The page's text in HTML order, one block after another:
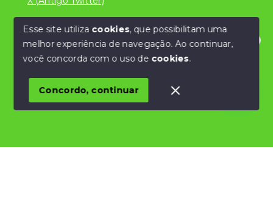
Olá! Estamos disponíveis para te ajudar.
© Copyright 2026 - Literatura Imóveis Ltda - ME
/CNPJ 24.839.034/0001-32 - Todos os direitos
SITE PARA IMOBILIARIA
Esse site utiliza cookies, que possibilitam uma
melhor experiência de navegação.Ao continuar,
você concorda com o uso de cookies.
Concordo, continuar